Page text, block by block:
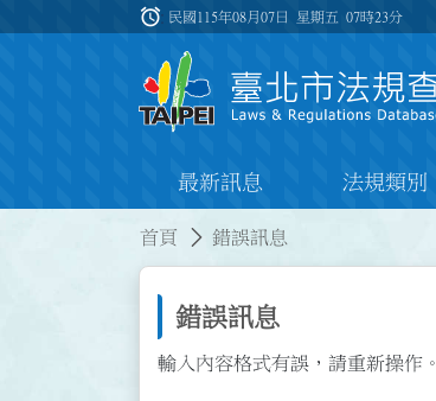
:::
alarm 民國115年08月07日 星期五07時23分
最新訊息 法規類別
首頁 錯誤訊息
錯誤訊息
輸入內容格式有誤，請重新操作。